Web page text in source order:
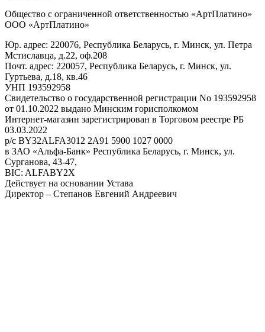
Общество с ограниченной ответственностью «АртПлатино»
ООО «АртПлатино»
Юр. адрес: 220076, Республика Беларусь, г. Минск, ул. Петра
Мстиславца, д.22, оф.208
Почт. адрес: 220057, Республика Беларусь, г. Минск, ул.
Гуртьева, д.18, кв.46
УНП 193592958
Свидетельство о государственной регистрации No 193592958
от 01.10.2022 выдано Минским горисполкомом
Интернет-магазин зарегистрирован в Торговом реестре РБ
03.03.2022
р/с BY32ALFA3012 2A91 5900 1027 0000
в ЗАО «Альфа-Банк» Республика Беларусь, г. Минск, ул.
Сурганова, 43-47,
BIC: ALFABY2X
Действует на основании Устава
Директор – Степанов Евгений Андреевич